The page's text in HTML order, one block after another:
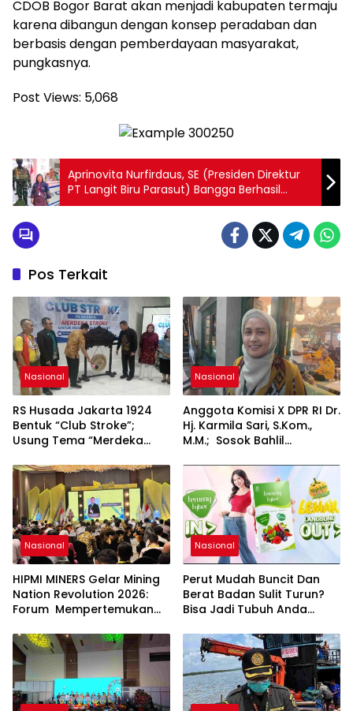
CDOB Bogor Barat akan menjadi kabupaten termaju
karena dibangun dengan konsep peradaban dan
berbasis dengan pemberdayaan masyarakat,
pungkasnya.
Post Views: 5,068
Aprinovita Nurfirdaus, SE (Presiden Direktur
PT Langit Biru Parasut) Bangga Berhasil
Menjadikan “Langit Biru Parasut” Menjadi
Pos Terkait
Nasional
RS Husada Jakarta 1924
Bentuk “Club Stroke”;
Usung Tema “Merdeka
Bermakna”
Nasional
Anggota Komisi X DPR RI Dr.
Hj. Karmila Sari, S.Kom.,
M.M.; Sosok Bahlil
Sumber Inspirasi bagi
Generasi Muda, Pelaku
Usaha, Pemerintah,
maupun Pemangku
Kepentingan lainnya untuk
bersama-sama
Memberikan Kontribusi
bagi Pembangunan
Nasional.
Nasional
HIPMI MINERS Gelar Mining
Nation Revolution 2026:
Forum Mempertemukan
Investor, Akademisi, dan
Pengusaha dalam
Mendukung Percepatan
Hilirisasi Nasional.
Nasional
Perut Mudah Buncit Dan
Berat Badan Sulit Turun?
Bisa Jadi Tubuh Anda